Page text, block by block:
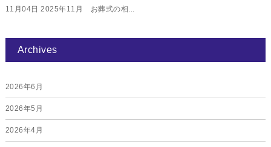
11月04日 2025年11月 お葬式の相...
Archives
2026年6月
2026年5月
2026年4月